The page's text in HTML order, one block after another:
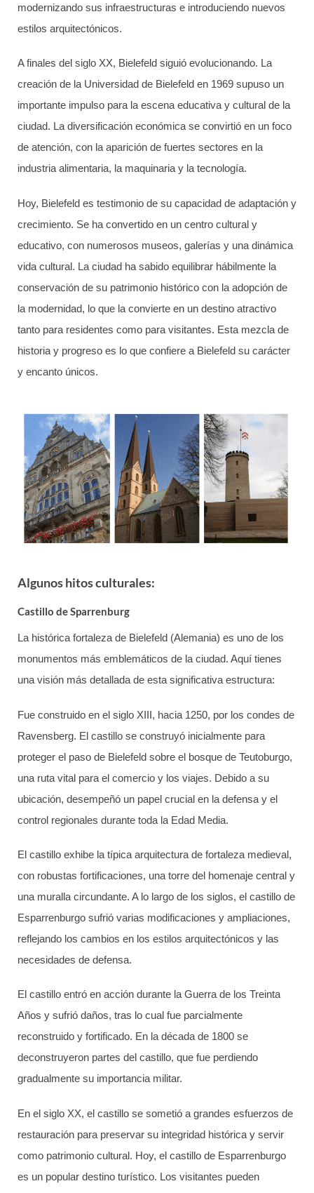
modernizando sus infraestructuras e introduciendo nuevos
estilos arquitectónicos.
A finales del siglo XX, Bielefeld siguió evolucionando. La
creación de la Universidad de Bielefeld en 1969 supuso un
importante impulso para la escena educativa y cultural de la
ciudad. La diversificación económica se convirtió en un foco
de atención, con la aparición de fuertes sectores en la
industria alimentaria, la maquinaria y la tecnología.
Hoy, Bielefeld es testimonio de su capacidad de adaptación y
crecimiento. Se ha convertido en un centro cultural y
educativo, con numerosos museos, galerías y una dinámica
vida cultural. La ciudad ha sabido equilibrar hábilmente la
conservación de su patrimonio histórico con la adopción de
la modernidad, lo que la convierte en un destino atractivo
tanto para residentes como para visitantes. Esta mezcla de
historia y progreso es lo que confiere a Bielefeld su carácter
y encanto únicos.
Algunos hitos culturales:
Castillo de Sparrenburg
La histórica fortaleza de Bielefeld (Alemania) es uno de los
monumentos más emblemáticos de la ciudad. Aquí tienes
una visión más detallada de esta significativa estructura:
Fue construido en el siglo XIII, hacia 1250, por los condes de
Ravensberg. El castillo se construyó inicialmente para
proteger el paso de Bielefeld sobre el bosque de Teutoburgo,
una ruta vital para el comercio y los viajes. Debido a su
ubicación, desempeñó un papel crucial en la defensa y el
control regionales durante toda la Edad Media.
El castillo exhibe la típica arquitectura de fortaleza medieval,
con robustas fortificaciones, una torre del homenaje central y
una muralla circundante. A lo largo de los siglos, el castillo de
Esparrenburgo sufrió varias modificaciones y ampliaciones,
reflejando los cambios en los estilos arquitectónicos y las
necesidades de defensa.
El castillo entró en acción durante la Guerra de los Treinta
Años y sufrió daños, tras lo cual fue parcialmente
reconstruido y fortificado. En la década de 1800 se
deconstruyeron partes del castillo, que fue perdiendo
gradualmente su importancia militar.
En el siglo XX, el castillo se sometió a grandes esfuerzos de
restauración para preservar su integridad histórica y servir
como patrimonio cultural. Hoy, el castillo de Esparrenburgo
es un popular destino turístico. Los visitantes pueden